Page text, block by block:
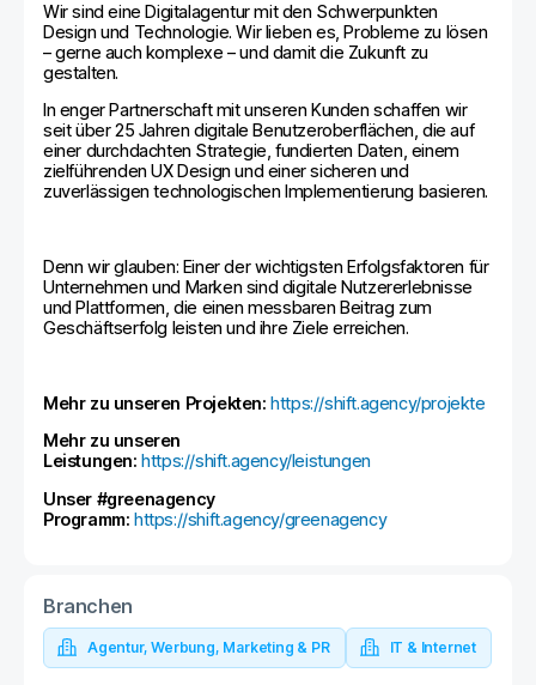
Wir sind eine Digitalagentur mit den Schwerpunkten
Design und Technologie. Wir lieben es, Probleme zu lösen
– gerne auch komplexe – und damit die Zukunft zu
gestalten.
In enger Partnerschaft mit unseren Kunden schaffen wir
seit über 25 Jahren digitale Benutzeroberflächen, die auf
einer durchdachten Strategie, fundierten Daten, einem
zielführenden UX Design und einer sicheren und
zuverlässigen technologischen Implementierung basieren.
Denn wir glauben: Einer der wichtigsten Erfolgsfaktoren für
Unternehmen und Marken sind digitale Nutzererlebnisse
und Plattformen, die einen messbaren Beitrag zum
Geschäftserfolg leisten und ihre Ziele erreichen.
Mehr zu unseren Projekten: https://shift.agency/projekte
Mehr zu unseren
Leistungen:https://shift.agency/leistungen
Unser #greenagency
Programm: https://shift.agency/greenagency
Branchen
Agentur, Werbung, Marketing & PR IT & Internet